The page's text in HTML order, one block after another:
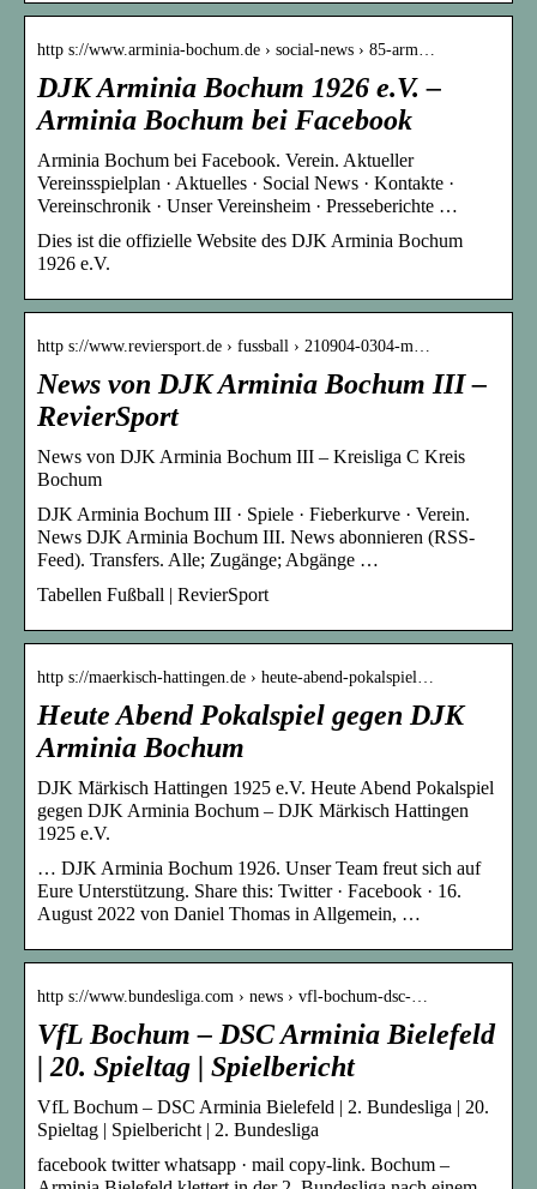
http s://www.arminia-bochum.de › social-news › 85-arm…
DJK Arminia Bochum 1926 e.V. –
Arminia Bochum bei Facebook
Arminia Bochum bei Facebook. Verein. Aktueller
Vereinsspielplan · Aktuelles · Social News · Kontakte ·
Vereinschronik · Unser Vereinsheim · Presseberichte …
Dies ist die offizielle Website des DJK Arminia Bochum
1926 e.V.
http s://www.reviersport.de › fussball › 210904-0304-m…
News von DJK Arminia Bochum III –
RevierSport
News von DJK Arminia Bochum III – Kreisliga C Kreis
Bochum
DJK Arminia Bochum III · Spiele · Fieberkurve · Verein.
News DJK Arminia Bochum III. News abonnieren (RSS-
Feed). Transfers. Alle; Zugänge; Abgänge …
Tabellen Fußball | RevierSport
http s://maerkisch-hattingen.de › heute-abend-pokalspiel…
Heute Abend Pokalspiel gegen DJK
Arminia Bochum
DJK Märkisch Hattingen 1925 e.V. Heute Abend Pokalspiel
gegen DJK Arminia Bochum – DJK Märkisch Hattingen
1925 e.V.
… DJK Arminia Bochum 1926. Unser Team freut sich auf
Eure Unterstützung. Share this: Twitter · Facebook · 16.
August 2022 von Daniel Thomas in Allgemein, …
http s://www.bundesliga.com › news › vfl-bochum-dsc-…
VfL Bochum – DSC Arminia Bielefeld
| 20. Spieltag | Spielbericht
VfL Bochum – DSC Arminia Bielefeld | 2. Bundesliga | 20.
Spieltag | Spielbericht | 2. Bundesliga
facebook twitter whatsapp · mail copy-link. Bochum –